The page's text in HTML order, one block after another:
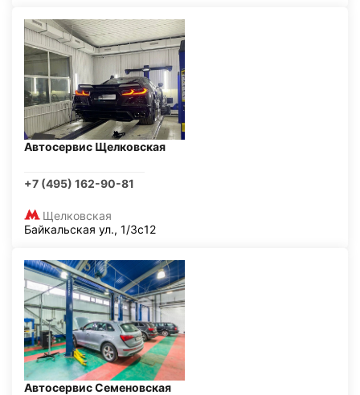
Автосервис Щелковская
+7 (495) 162-90-81
Щелковская
Байкальская ул., 1/3с12
Автосервис Семеновская